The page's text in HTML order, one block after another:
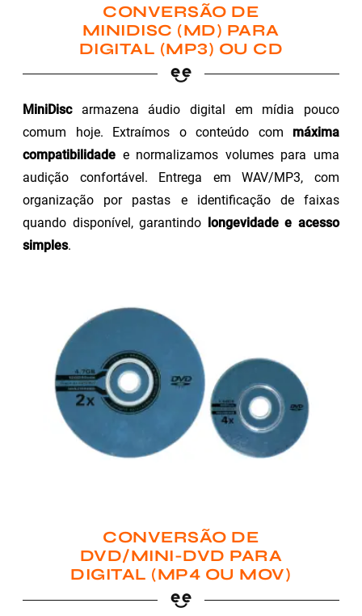
CONVERSÃO DE
MINIDISC (MD) PARA
DIGITAL (MP3) OU CD
MiniDiscarmazena áudio digital em mídia pouco
comum hoje. Extraímos o conteúdo com máxima
compatibilidade e normalizamos volumes para uma
audição confortável. Entrega em WAV/MP3, com
organização por pastas e identificação de faixas
quando disponível, garantindo longevidade e acesso
simples.
CONVERSÃO DE
DVD/MINI-DVD PARA
DIGITAL (MP4 OU MOV)